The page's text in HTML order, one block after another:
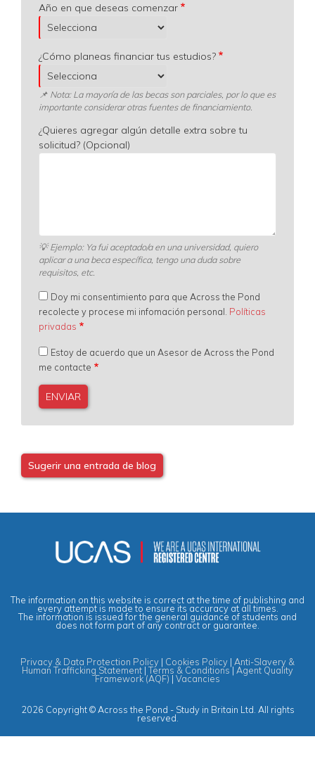
Año en que deseas comenzar
¿Cómo planeas financiar tus estudios?
📌 Nota: La mayoría de las becas son parciales, por lo que es
importante considerar otras fuentes de financiamiento.
¿Quieres agregar algún detalle extra sobre tu
solicitud? (Opcional)
💡Ejemplo: Ya fui aceptado/a en una universidad, quiero
aplicar a una beca específica, tengo una duda sobre
requisitos, etc.
Doy mi consentimiento para que Across the Pond
recolecte y procese mi infomación personal. Políticas
privadas
Estoy de acuerdo que un Asesor de Across the Pond
me contacte
Sugerir una entrada de blog
The information on this website is correct at the time of publishing and
every attempt is made to ensure its accuracy at all times.
The information is issued for the general guidance of students and
does not form part of any contract or guarantee.
Privacy & Data Protection Policy | Cookies Policy | Anti-Slavery &
Human Trafficking Statement | Terms & Conditions| Agent Quality
Framework (AQF) | Vacancies
2026 Copyright © Across the Pond - Study in Britain Ltd. All rights
reserved.